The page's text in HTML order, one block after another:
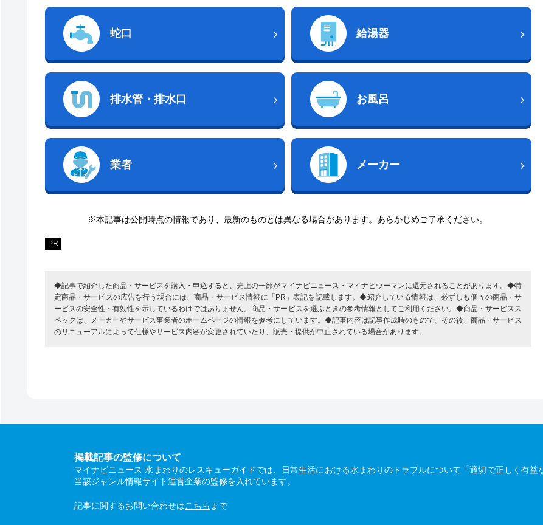
蛇口 給湯器
排水管・排水口 お風呂
業者 メーカー
※本記事は公開時点の情報であり、最新のものとは異なる場合があります。あらかじめご了承ください。
PR
◆記事で紹介した商品・サービスを購入・申込すると、売上の一部がマイナビニュース・マイナビウーマンに還元されることがあります。◆特
定商品・サービスの広告を行う場合には、商品・サービス情報に「PR」表記を記載します。◆紹介している情報は、必ずしも個々の商品・サ
ービスの安全性・有効性を示しているわけではありません。商品・サービスを選ぶときの参考情報としてご利用ください。◆商品・サービスス
ペックは、メーカーやサービス事業者のホームページの情報を参考にしています。◆記事内容は記事作成時のもので、その後、商品・サービス
のリニューアルによって仕様やサービス内容が変更されていたり、販売・提供が中止されている場合があります。
掲載記事の監修について
マイナビニュース 水まわりのレスキューガイドでは、日常生活における水まわりのトラブルについて「適切で正しく有益
当該ジャンル情報サイト運営企業の監修を入れています。
記事に関するお問い合わせはこちら まで